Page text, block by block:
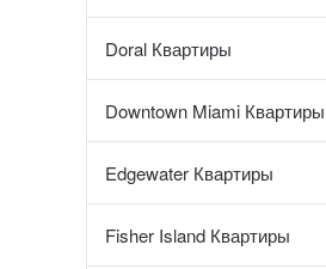
Doral Квартиры
Downtown Miami Квартиры
Edgewater Квартиры
Fisher Island Квартиры